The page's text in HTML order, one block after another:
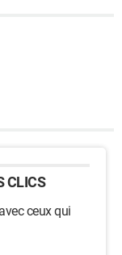
CLICS
ceux qui